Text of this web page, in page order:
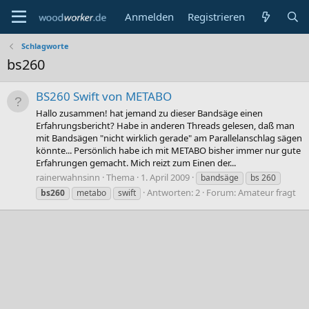
Anmelden Registrieren
Schlagworte
bs260
BS260 Swift von METABO
Hallo zusammen! hat jemand zu dieser Bandsäge einen
Erfahrungsbericht? Habe in anderen Threads gelesen, daß man
mit Bandsägen "nicht wirklich gerade" am Parallelanschlag sägen
könnte... Persönlich habe ich mit METABO bisher immer nur gute
Erfahrungen gemacht. Mich reizt zum Einen der...
rainerwahnsinn Thema 1. April 2009 bandsäge
bs 260
bs260
metabo swift Antworten: 2 Forum:Amateur fragt